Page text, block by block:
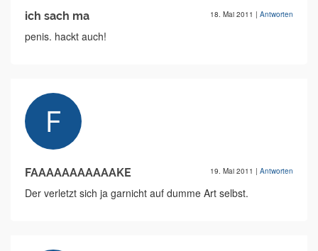
ich sach ma 18. Mai 2011 | Antworten
penis. hackt auch!
FAAAAAAAAAAAKE 19. Mai 2011 | Antworten
Der verletzt sich ja garnicht auf dumme Art selbst.